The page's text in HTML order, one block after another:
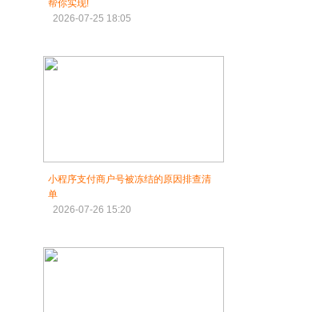
帮你实现!
2026-07-25 18:05
小程序支付商户号被冻结的原因排查清
单
2026-07-26 15:20